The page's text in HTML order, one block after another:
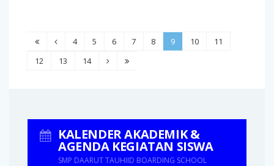
4 5 6 7 8 9 10
11
12
13 14
KALENDER AKADEMIK &
AGENDA KEGIATAN SISWA
SMP DAARUT TAUHIID BOARDING SCHOOL